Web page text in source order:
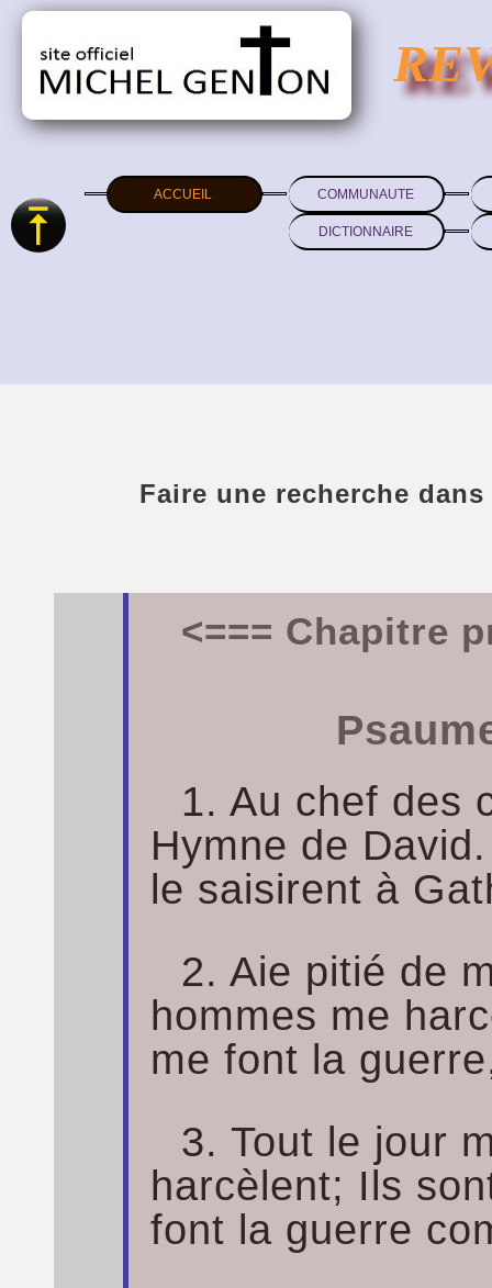
ACCUEIL COMMUNAUTE
DICTIONNAIRE
Faire une recherche
<=== Chapitre
1. Au chef des
Hymne de
le saisirent à
2. Aie pitié de
hommes me
me font la
3. Tout le jour
harcèlent; Ils
font la guerre